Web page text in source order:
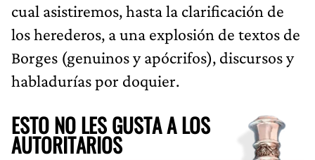
cual asistiremos, hasta la clarificación de
los herederos, a una explosión de textos de
Borges (genuinos y apócrifos), discursos y
habladurías por doquier.
ESTO NO LES GUSTA A LOS
AUTORITARIOS